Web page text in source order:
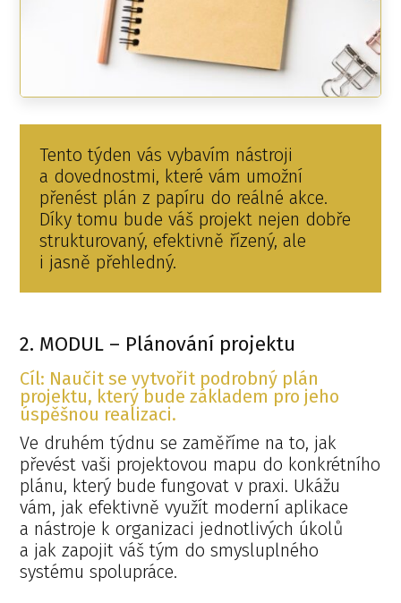
Tento týden vás vybavím nástroji
a dovednostmi, které vám umožní
přenést plán z papíru do reálné akce.
Díky tomu bude váš projekt nejen dobře
strukturovaný, efektivně řízený, ale
i jasně přehledný.
2. MODUL – Plánování projektu
Cíl: Naučit se vytvořit podrobný plán
projektu, který bude základem pro jeho
úspěšnou realizaci.
Ve druhém týdnu se zaměříme na to, jak
převést vaši projektovou mapu do konkrétního
plánu, který bude fungovat v praxi. Ukážu
vám, jak efektivně využít moderní aplikace
a nástroje k organizaci jednotlivých úkolů
a jak zapojit váš tým do smysluplného
systému spolupráce.